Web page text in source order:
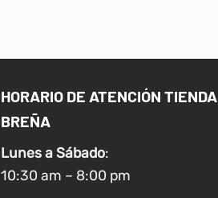
HORARIO DE ATENCIÓN TIENDA
BREÑA
Lunes a Sábado:
10:30 am – 8:00 pm